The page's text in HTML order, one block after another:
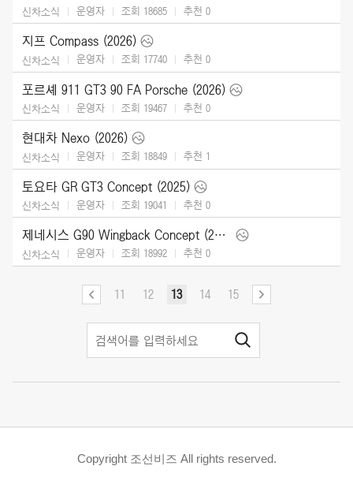
신차소식 운영자 조회 18685 추천 0
지프 Compass (2026)
신차소식 운영자 조회 17740 추천 0
포르셰 911 GT3 90 FA Porsche (2026)
신차소식 운영자 조회 19467 추천 0
현대차 Nexo (2026)
신차소식 운영자 조회 18849 추천 1
토요타 GR GT3 Concept (2025)
신차소식 운영자 조회 19041 추천 0
제네시스 G90 Wingback Concept (2025)
신차소식 운영자 조회 18992 추천 0
11 12 13 14 15
Copyright 조선비즈 All rights reserved.